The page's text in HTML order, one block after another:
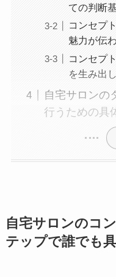
ての判断
コンセプ
魅力が伝
コンセプ
を生み出
自宅サロンの
行うための具
自宅サロンのコ
テップで誰でも